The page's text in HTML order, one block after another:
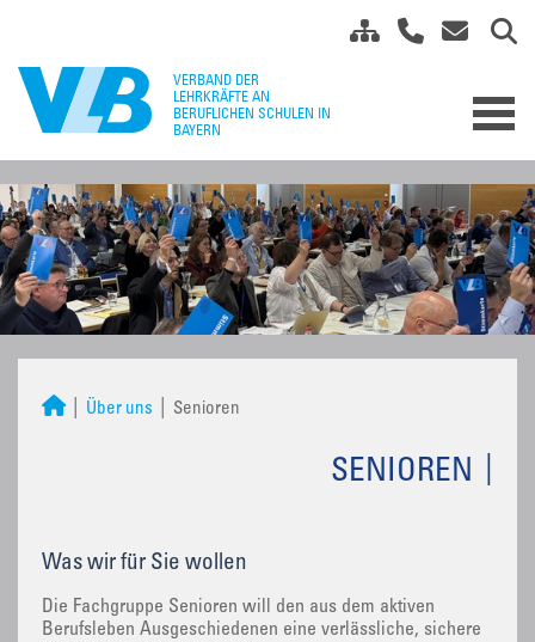
Über uns Senioren
SENIOREN
Was wir für Sie wollen
Die Fachgruppe Senioren will den aus dem aktiven
Berufsleben Ausgeschiedenen eine verlässliche, sichere